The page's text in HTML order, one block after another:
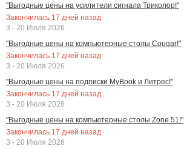
"Выгодные цены на усилители сигнала Триколор!"
Закончилась 17 дней назад
3 - 20 Июля 2026
"Выгодные цены на компьютерные столы Cougar!"
Закончилась 17 дней назад
3 - 20 Июля 2026
"Выгодные цены на подписки MyBook и Литрес!"
Закончилась 17 дней назад
3 - 20 Июля 2026
"Выгодные цены на компьютерные столы Zone 51!"
Закончилась 17 дней назад
3 - 20 Июля 2026